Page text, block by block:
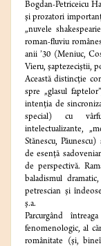
Bogdan-Petriceicu
şi prozatori
„nuvele
roman-fluviu
anii ’30 (Meniuc,
Vieru, şaptezeciştii,
Această distincţie
spre „glasul
intenţia de
special) cu
intelectualizante,
Stănescu,
de esenţă
de perspectivă.
baladismul
petrescian şi
ş.a.
Parcurgând
fenomenologic, al
românitate (şi,